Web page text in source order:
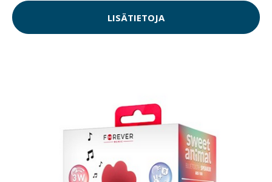
LISÄTIETOJA